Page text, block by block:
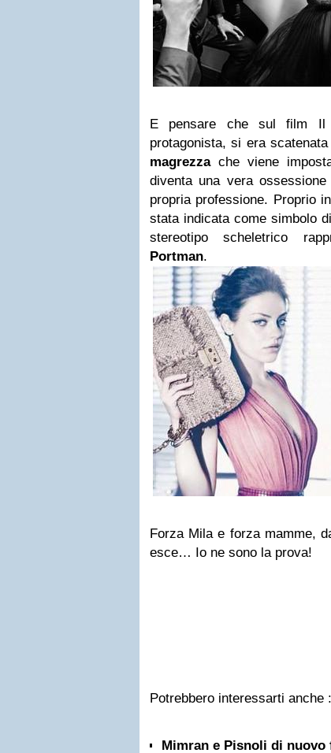
E pensare che sul film
protagonista, si era
magrezzache viene
diventa una vera
propria professione. Proprio
stata indicata come simbolo
stereotipo scheletrico
Portman.
Forza Mila e forza mamme,
esce… Io ne sono la prova!
Potrebbero interessarti anche :
Mimran e Pisnoli di